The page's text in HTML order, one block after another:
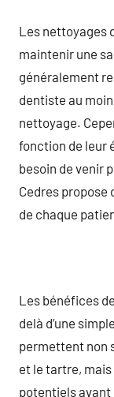
Les nettoyages
maintenir une
généralement
dentiste au
nettoyage.
fonction de leur
besoin de venir
Cedres propose
de chaque
Les bénéfices
delà d’une
permettent non
et le tartre,
potentiels avant